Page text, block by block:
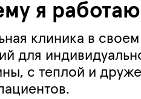
я
клиника в
для
с теплой и